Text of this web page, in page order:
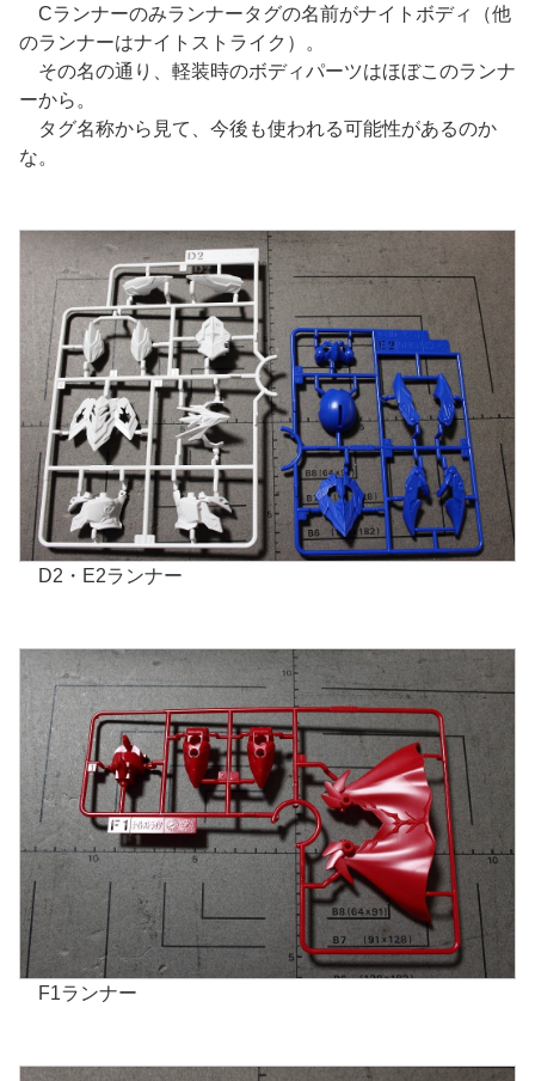
Cランナーのみランナータグの名前がナイトボディ（他
のランナーはナイトストライク）。
その名の通り、軽装時のボディパーツはほぼこのランナ
ーから。
タグ名称から見て、今後も使われる可能性があるのか
な。
D2・E2ランナー
F1ランナー